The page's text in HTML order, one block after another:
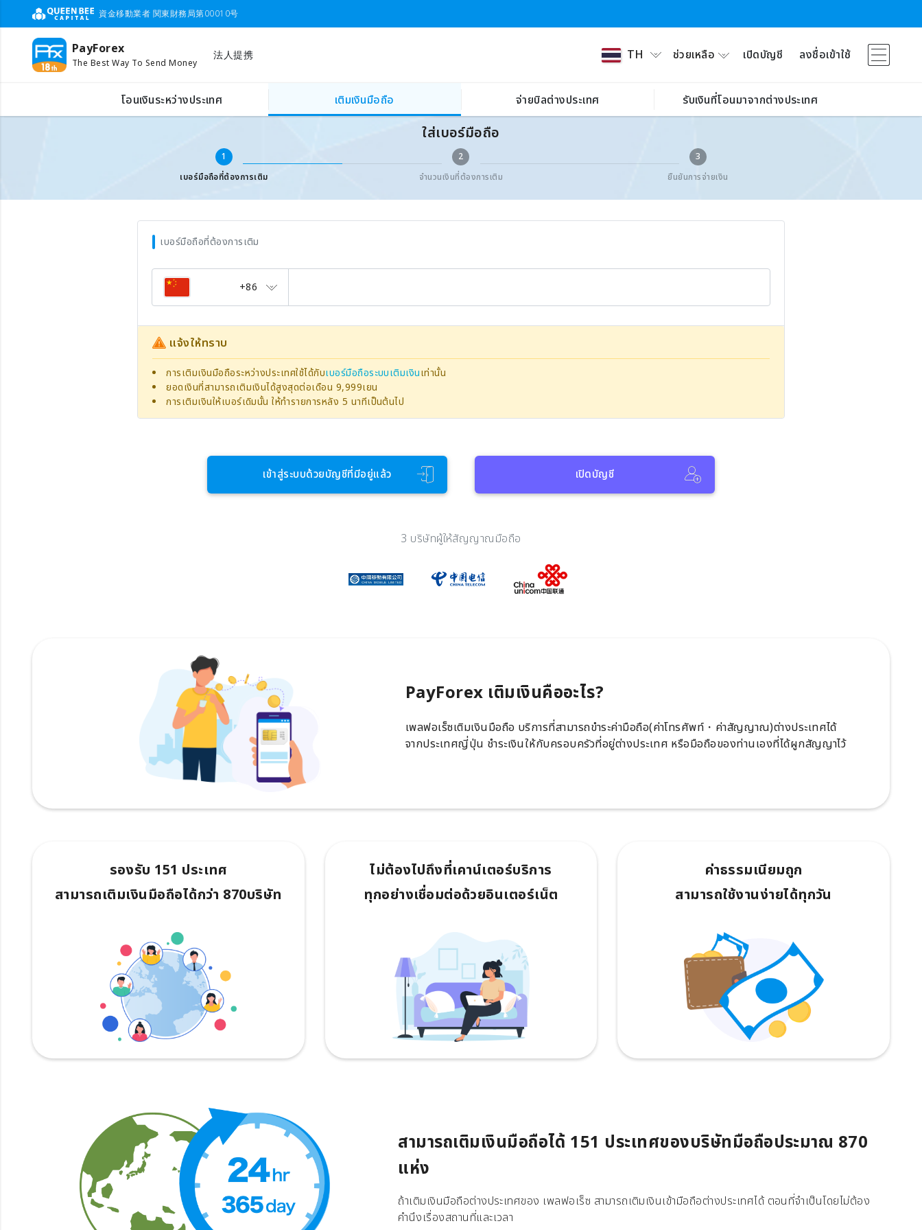
資金移動業者 関東財務局第00010号
PayForex
The Best Way To Send Money
法人提携 TH ช่วยเหลือ เปิดบัญชี ลงชื่อเข้าใช้
โอนเงินระหว่างประเทศ เติมเงินมือถือ จ่ายบิลต่างประเทศ รับเงินที่โอนมาจากต่างประเทศ
เติมเงินเบอร์มือถือต่างประเทศ ใส่เบอร์มือถือ
ใส่เบอร์มือถือ
1
เบอร์มือถือที่ต้องการเติม
2
จำนวนเงินที่ต้องการเติม
3
ยืนยันการจ่ายเงิน
เบอร์มือถือที่ต้องการเติม
+86
แจ้งให้ทราบ
การเติมเงินมือถือระหว่างประเทศใช้ได้กับเบอร์มือถือระบบเติมเงินเท่านั้น
ยอดเงินที่สามารถเติมเงินได้สูงสุดต่อเดือน 9,999เยน
การเติมเงินให้เบอร์เดิมนั้น ให้ทำรายการหลัง 5 นาทีเป็นต้นไป
เข้าสู่ระบบด้วยบัญชีที่มีอยู่แล้ว เปิดบัญชี
3 บริษัทผู้ให้สัญญาณมือถือ
PayForex เติมเงินคืออะไร?
เพลฟอเร็ซเติมเงินมือถือ บริการที่สามารถขำระค่ามือถือ(ค่าโทรศัพท์・ค่าสัญญาณ)ต่างประเทศได้
จากประเทศญี่ปุ่น ชำระเงินให้กับครอบครัวที่อยู่ต่างประเทศ หรือมือถือของท่านเองที่ได้ผูกสัญญาไว้
รองรับ 151 ประเทศ
สามารถเติมเงินมือถือได้กว่า 870บริษัท
ไม่ต้องไปถึงที่เคาน์เตอร์บริการ
ทุกอย่างเชื่อมต่อด้วยอินเตอร์เน็ต
ค่าธรรมเนียมถูก
สามารถใช้งานง่ายได้ทุกวัน
สามารถเติมเงินมือถือได้ 151 ประเทศของบริษัทมือถือประมาณ 870
แห่ง
ถ้าเติมเงินมือถือต่างประเทศของ เพลฟอเร็ซ สามารถเติมเงินเข้ามือถือต่างประเทศได้ ตอนที่จำเป็นโดยไม่ต้อง
คำนึงเรื่องสถานที่และเวลา